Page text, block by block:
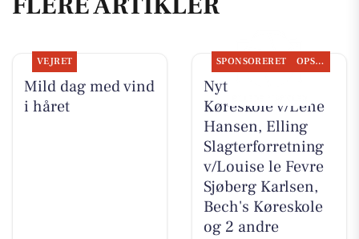
VEJRET
Mild dag med vind
i håret
SPONSORERET OPSLAGSTAVLEN
Nyt fra Lene`s
Køreskole v/Lene
Hansen, Elling
Slagterforretning
v/Louise le Fevre
Sjøberg Karlsen,
Bech's Køreskole
og 2 andre